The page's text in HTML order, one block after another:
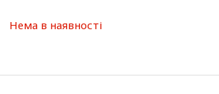
Нема в наявності